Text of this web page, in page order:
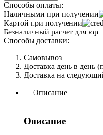
Способы оплаты:
Наличными при получении
Картой при получении
Безналичный расчет для юр.
Способы доставки:
Самовывоз
Доставка день в день
Доставка на
Описание
Описание